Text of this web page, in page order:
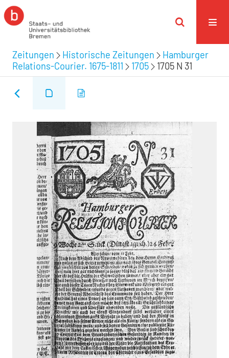
Zeitungen Historische Zeitungen
Hamburger
Relations-Courier. 1675-1811
1705 1705 N 31